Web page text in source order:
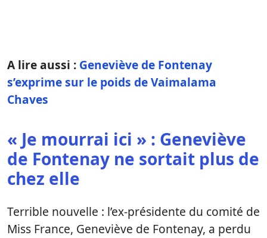
A lire aussi : Geneviève de Fontenay
s’exprime sur le poids de Vaimalama
Chaves
« Je mourrai ici » : Geneviève
de Fontenay ne sortait plus de
chez elle
Terrible nouvelle : l’ex-présidente du comité de
Miss France, Geneviève de Fontenay, a perdu